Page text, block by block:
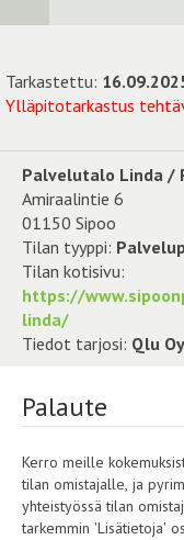
Tarkastettu:
Ylläpitotarkastus
Palvelutalo Linda /
Amiraalintie 6
01150 Sipoo
Tilan tyyppi:
Tilan kotisivu:
https://
linda/
Tiedot tarjosi: Qlu Oy
Palaute
Kerro meille
tilan omistajalle, ja pyrimme
yhteistyössä tilan
tarkemmin 'Lisätietoja'